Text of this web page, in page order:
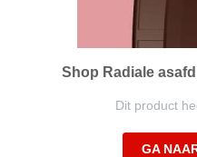
Shop Radiale
Dit product
GA